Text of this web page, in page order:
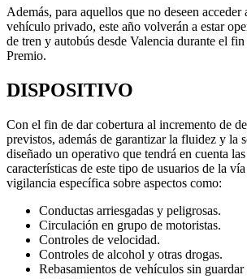
Además, para aquellos que no deseen acceder
vehículo privado, este año volverán a estar
de tren y autobús desde Valencia durante el
Premio.
DISPOSITIVO
Con el fin de dar cobertura al incremento de
previstos, además de garantizar la fluidez y la
diseñado un operativo que tendrá en cuenta
características de este tipo de usuarios de la
vigilancia específica sobre aspectos como:
Conductas arriesgadas y peligrosas.
Circulación en grupo de motoristas.
Controles de velocidad.
Controles de alcohol y otras drogas.
Rebasamientos de vehículos sin guardar